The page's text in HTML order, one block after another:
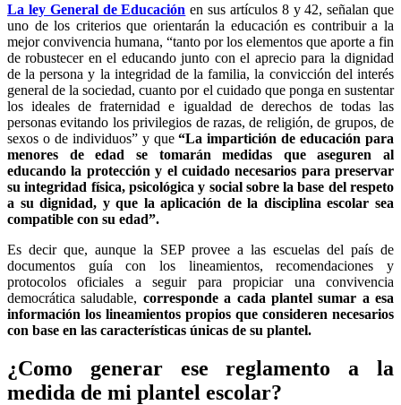
La ley General de Educación en sus artículos 8 y 42, señalan que
uno de los criterios que orientarán la educación es contribuir a la
mejor convivencia humana, “tanto por los elementos que aporte a fin
de robustecer en el educando junto con el aprecio para la dignidad
de la persona y la integridad de la familia, la convicción del interés
general de la sociedad, cuanto por el cuidado que ponga en sustentar
los ideales de fraternidad e igualdad de derechos de todas las
personas evitando los privilegios de razas, de religión, de grupos, de
sexos o de individuos” y que“La impartición de educación para
menores de edad se tomarán medidas que aseguren al
educando la protección y el cuidado necesarios para preservar
su integridad física, psicológica y social sobre la base del respeto
a su dignidad, y que la aplicación de la disciplina escolar sea
compatible con su edad”.
Es decir que, aunque la SEP provee a las escuelas del país de
documentos guía con los lineamientos, recomendaciones y
protocolos oficiales a seguir para propiciar una convivencia
democrática saludable, corresponde a cada plantel sumar a esa
información los lineamientos propios que consideren necesarios
con base en las características únicas de su plantel.
¿Como generar ese reglamento a la
medida de mi plantel escolar?